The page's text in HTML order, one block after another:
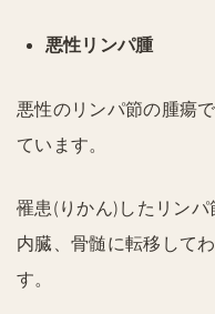
悪性リンパ腫
悪性のリンパ節の腫瘍
ています。
罹患(りかん)したリン
内臓、骨髄に転移して
す。